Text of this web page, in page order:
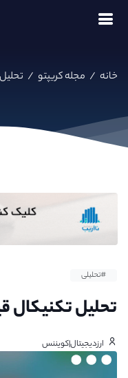
خانه / مجله کریپتو / تحلیل
#تحلیلی
تحلیل تکنیکال
ارزدیجیتال|کویننس